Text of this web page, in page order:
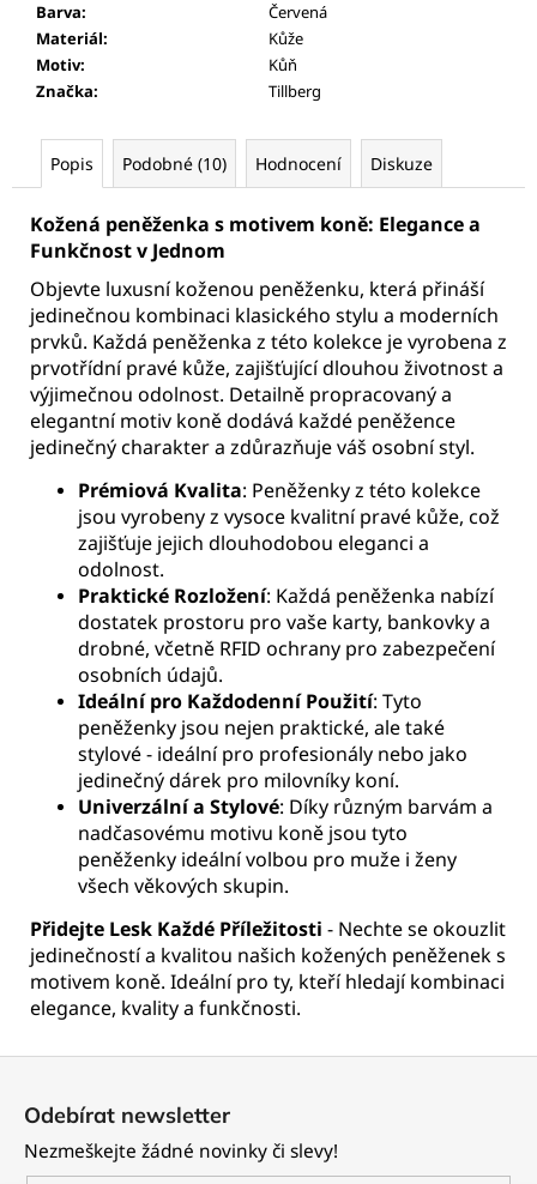
Barva:
Červená
Materiál:
Kůže
Motiv:
Kůň
Značka: Tillberg
Popis Podobné (10) Hodnocení Diskuze
Kožená peněženka s motivem koně: Elegance a
Funkčnost v Jednom
Objevte luxusní koženou peněženku, která přináší
jedinečnou kombinaci klasického stylu a moderních
prvků. Každá peněženka z této kolekce je vyrobena z
prvotřídní pravé kůže, zajišťující dlouhou životnost a
výjimečnou odolnost. Detailně propracovaný a
elegantní motiv koně dodává každé peněžence
jedinečný charakter a zdůrazňuje váš osobní styl.
Prémiová Kvalita: Peněženky z této kolekce
jsou vyrobeny z vysoce kvalitní pravé kůže, což
zajišťuje jejich dlouhodobou eleganci a
odolnost.
Praktické Rozložení: Každá peněženka nabízí
dostatek prostoru pro vaše karty, bankovky a
drobné, včetně RFID ochrany pro zabezpečení
osobních údajů.
Ideální pro Každodenní Použití: Tyto
peněženky jsou nejen praktické, ale také
stylové - ideální pro profesionály nebo jako
jedinečný dárek pro milovníky koní.
Univerzální a Stylové: Díky různým barvám a
nadčasovému motivu koně jsou tyto
peněženky ideální volbou pro muže i ženy
všech věkových skupin.
Přidejte Lesk Každé Příležitosti - Nechte se okouzlit
jedinečností a kvalitou našich kožených peněženek s
motivem koně. Ideální pro ty, kteří hledají kombinaci
elegance, kvality a funkčnosti.
Odebírat newsletter
Nezmeškejte žádné novinky či slevy!